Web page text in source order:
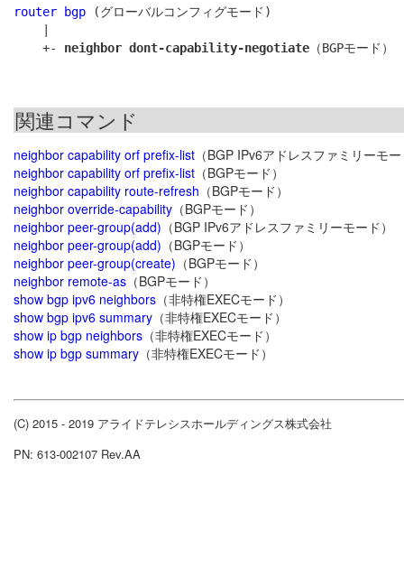
router bgp (グローバルコンフィグモード)
    +-
neighbor dont-capability-negotiate
関連コマンド
neighbor capability orf prefix-list （BGP IPv6アドレスファミリーモ
neighbor capability orf prefix-list （BGPモード）
neighbor capability route-refresh （BGPモード）
neighbor override-capability （BGPモード）
neighbor peer-group(add) （BGP IPv6アドレスファミリーモード）
neighbor peer-group(add) （BGPモード）
neighbor peer-group(create) （BGPモード）
neighbor remote-as （BGPモード）
show bgp ipv6 neighbors （非特権EXECモード）
show bgp ipv6 summary （非特権EXECモード）
show ip bgp neighbors （非特権EXECモード）
show ip bgp summary （非特権EXECモード）
(C) 2015 - 2019 アライドテレシスホールディングス株式会社
PN: 613-002107 Rev.AA